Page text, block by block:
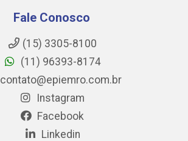
Fale Conosco
(15) 3305-8100
(11) 96393-8174
contato@epiemro.com.br
Instagram
Facebook
Linkedin